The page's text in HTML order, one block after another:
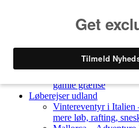
Løberejser Danmark
gamle grænse
Løberejser udland
Vintereventyr i Italien
mere løb, rafting,